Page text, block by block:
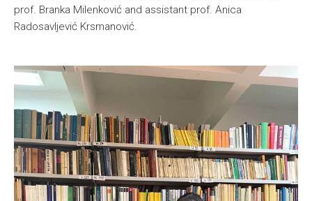
prof. Branka Milenković and assistant prof. Anica
Radosavljević Krsmanović.